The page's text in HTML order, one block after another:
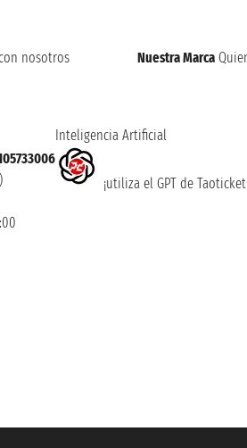
nosotros Nuestra Marca
Inteligencia Artificial
¡utiliza el GPT de